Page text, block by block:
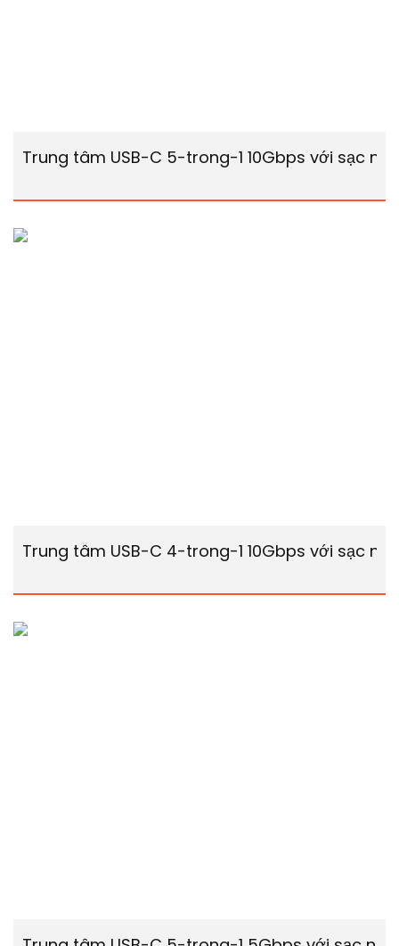
Trung tâm USB-C 5-trong-1 10Gbps với sạc
Trung tâm USB-C 4-trong-1 10Gbps với sạc